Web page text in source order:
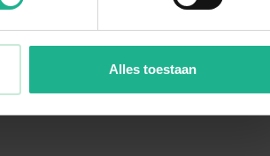
Alles toestaan